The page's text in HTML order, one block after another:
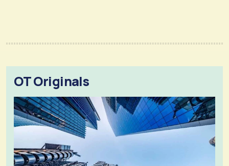
OT Originals